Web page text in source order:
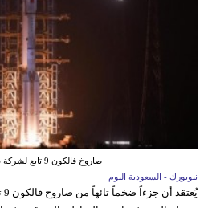
صاروخ فالكون 9 تابع لشركة سبيس إكس
نيويورك - السعودية اليوم